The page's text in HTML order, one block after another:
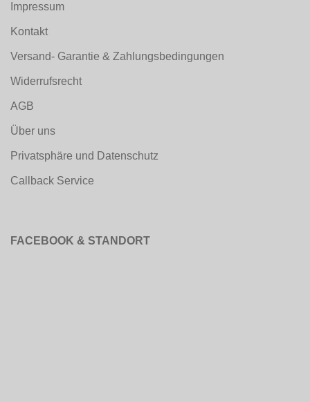
Impressum
Kontakt
Versand- Garantie & Zahlungsbedingungen
Widerrufsrecht
AGB
Über uns
Privatsphäre und Datenschutz
Callback Service
FACEBOOK & STANDORT